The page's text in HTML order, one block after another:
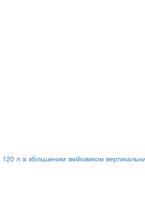
л зі збільшеним змійовиком